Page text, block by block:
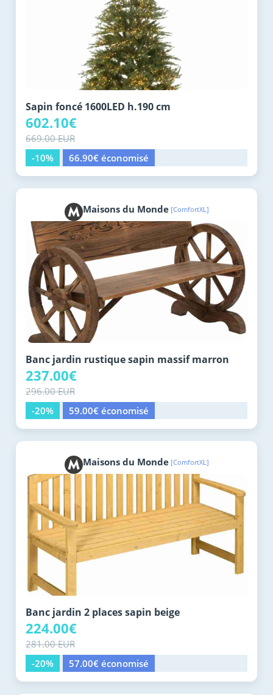
Sapin foncé 1600LED h.190 cm
602.10€
669.00 EUR
-10%
66.90€ économisé
Maisons du Monde [ComfortXL]
Banc jardin rustique sapin massif marron
237.00€
296.00 EUR
-20%
59.00€ économisé
Maisons du Monde [ComfortXL]
Banc jardin 2 places sapin beige
224.00€
281.00 EUR
-20%
57.00€ économisé